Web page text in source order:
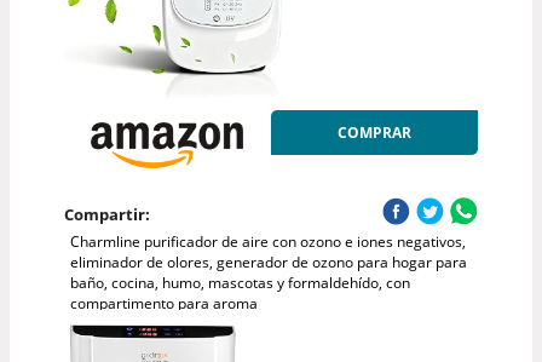
COMPRAR
Compartir:
Charmline purificador de aire con ozono e iones negativos,
eliminador de olores, generador de ozono para hogar para
baño, cocina, humo, mascotas y formaldehído, con
compartimento para aroma